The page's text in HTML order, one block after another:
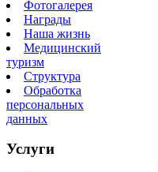
Фотогалерея
Награды
Наша жизнь
Медицинский
туризм
Структура
Обработка
персональных
данных
Услуги